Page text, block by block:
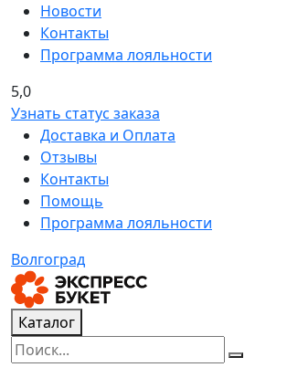
Новости
Контакты
Программа лояльности
5,0
Узнать статус заказа
Доставка и Оплата
Отзывы
Контакты
Помощь
Программа лояльности
Волгоград
Каталог